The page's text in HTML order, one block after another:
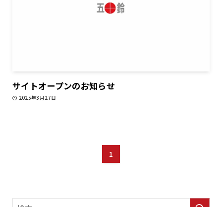
サイトオープンのお知らせ
2025年3月27日
1